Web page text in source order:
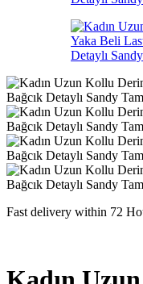
Fast delivery within 72